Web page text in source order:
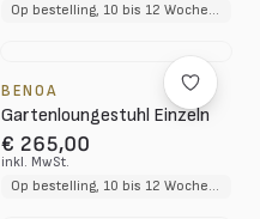
Op bestelling, 10 bis 12 Wochen Lieferzeit
BENOA
Gartenloungestuhl Einzeln
€ 265,00
inkl. MwSt.
Op bestelling, 10 bis 12 Wochen Lieferzeit